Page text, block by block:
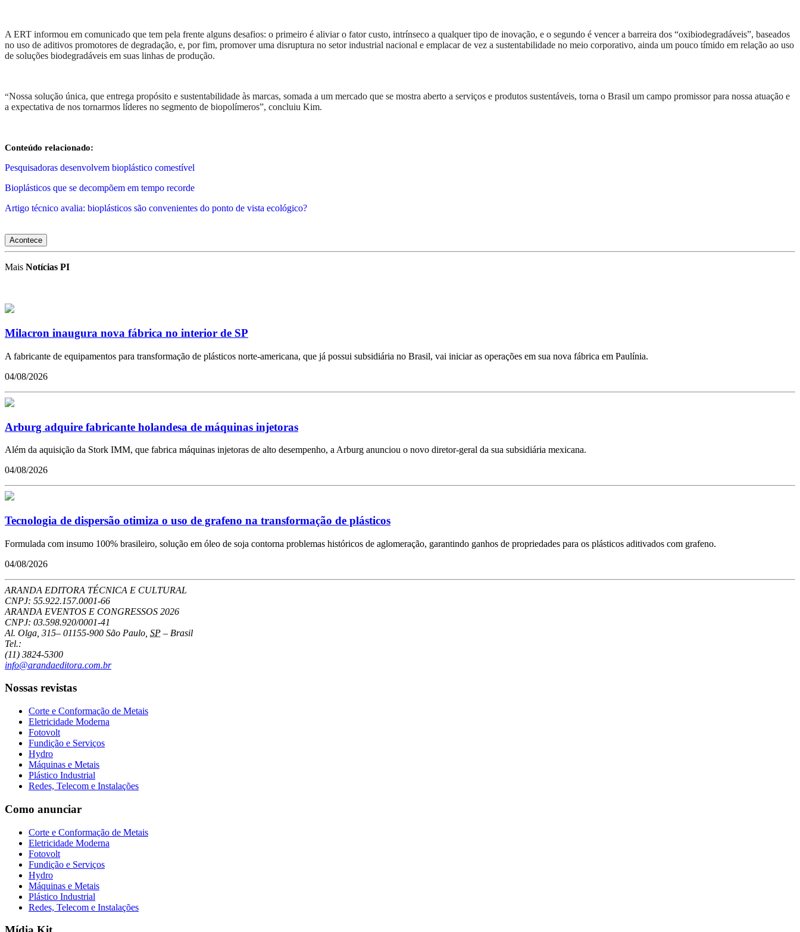
A ERT informou em comunicado que tem pela frente alguns desafios: o primeiro é aliviar o fator custo, intrínseco a qualquer tipo de inovação, e o segundo é vencer a barreira dos “oxibiodegradáveis”, baseados
no uso de aditivos promotores de degradação, e, por fim, promover uma disruptura no setor industrial nacional e emplacar de vez a sustentabilidade no meio corporativo, ainda um pouco tímido em relação ao uso
de soluções biodegradáveis em suas linhas de produção.
“Nossa solução única, que entrega propósito e sustentabilidade às marcas, somada a um mercado que se mostra aberto a serviços e produtos sustentáveis, torna o Brasil um campo promissor para nossa atuação e
a expectativa de nos tornarmos líderes no segmento de biopolímeros”, concluiu Kim.
Conteúdo relacionado:
Pesquisadoras desenvolvem bioplástico comestível
Bioplásticos que se decompõem em tempo recorde
Artigo técnico avalia: bioplásticos são convenientes do ponto de vista ecológico?
Acontece
Mais Notícias PI
Milacron inaugura nova fábrica no interior de SP
A fabricante de equipamentos para transformação de plásticos norte-americana, que já possui subsidiária no Brasil, vai iniciar as operações em sua nova fábrica em Paulínia.
04/08/2026
Arburg adquire fabricante holandesa de máquinas injetoras
Além da aquisição da Stork IMM, que fabrica máquinas injetoras de alto desempenho, a Arburg anunciou o novo diretor-geral da sua subsidiária mexicana.
04/08/2026
Tecnologia de dispersão otimiza o uso de grafeno na transformação de plásticos
Formulada com insumo 100% brasileiro, solução em óleo de soja contorna problemas históricos de aglomeração, garantindo ganhos de propriedades para os plásticos aditivados com grafeno.
04/08/2026
ARANDA EDITORA TÉCNICA E CULTURAL
CNPJ: 55.922.157.0001-66
ARANDA EVENTOS E CONGRESSOS 2026
CNPJ: 03.598.920/0001-41
Al. Olga, 315– 01155-900 São Paulo SP – Brasil
Tel.:
(11) 3824-5300
info@arandaeditora.com.br
Nossas revistas
Corte e Conformação de Metais
Eletricidade Moderna
Fotovolt
Fundição e Serviços
Hydro
Máquinas e Metais
Plástico Industrial
Redes, Telecom e Instalações
Como anunciar
Corte e Conformação de Metais
Eletricidade Moderna
Fotovolt
Fundição e Serviços
Hydro
Máquinas e Metais
Plástico Industrial
Redes, Telecom e Instalações